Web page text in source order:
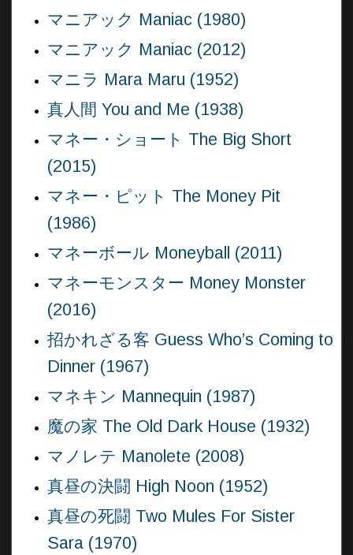
マニアック Maniac (1980)
マニアック Maniac (2012)
マニラ Mara Maru (1952)
真人間 You and Me (1938)
マネー・ショート The Big Short
(2015)
マネー・ピット The Money Pit
(1986)
マネーボール Moneyball (2011)
マネーモンスター Money Monster
(2016)
招かれざる客 Guess Who’s Coming to
Dinner (1967)
マネキン Mannequin (1987)
魔の家 The Old Dark House (1932)
マノレテ Manolete (2008)
真昼の決闘 High Noon (1952)
真昼の死闘 Two Mules For Sister
Sara (1970)